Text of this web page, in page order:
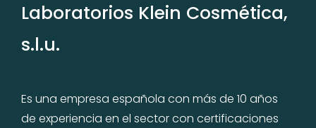
Laboratorios Klein Cosmética,
s.l.u.
Es una empresa española con más de 10 años
de experiencia en el sector con certificaciones